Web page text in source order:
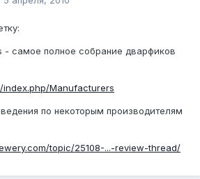
- самое полное собрание дварфиков
Manufacturers
по некоторым производителям
topic/25108-...-review-thread/